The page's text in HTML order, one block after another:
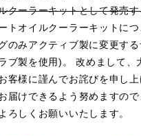
クーラーキットとして発売
トオイルクーラーキットに
のみアクティブ製に変更す
ブ製を使用)。 改めまして、
客様に謹んでお詫びを申し
届けできるよう努めますの
ろしくお願いいたします。